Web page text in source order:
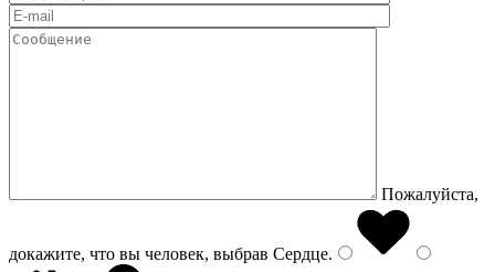
Пожалуйста,
докажите, что вы человек, выбрав Сердце.